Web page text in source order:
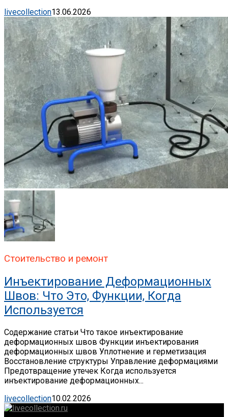
livecollection13.06.2026
Стоительство и ремонт
Инъектирование Деформационных
Швов: Что Это, Функции, Когда
Используется
Содержание статьи Что такое инъектирование
деформационных швов Функции инъектирования
деформационных швов Уплотнение и герметизация
Восстановление структуры Управление деформациями
Предотвращение утечек Когда используется
инъектирование деформационных...
livecollection10.02.2026